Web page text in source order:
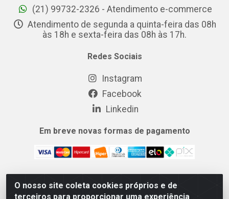
O nosso site coleta cookies próprios e de
terceiros para proporcionar uma experiência
(21) 99732-2326 - Atendimento e-commerce
Atendimento de segunda a quinta-feira das 08h
às 18h e sexta-feira das 08h às 17h.
Redes Sociais
Instagram
Facebook
Linkedin
Em breve novas formas de pagamento
MIX CERTO DISTRIBUIDORA DE COSMÉTICOS ALIMENTOS E